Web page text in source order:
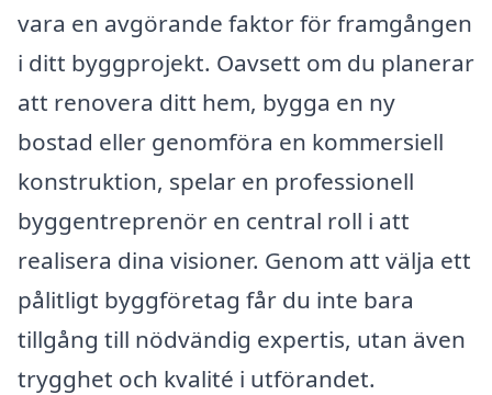
vara en avgörande faktor för framgången
i ditt byggprojekt. Oavsett om du planerar
att renovera ditt hem, bygga en ny
bostad eller genomföra en kommersiell
konstruktion, spelar en professionell
byggentreprenör en central roll i att
realisera dina visioner. Genom att välja ett
pålitligt byggföretag får du inte bara
tillgång till nödvändig expertis, utan även
trygghet och kvalité i utförandet.